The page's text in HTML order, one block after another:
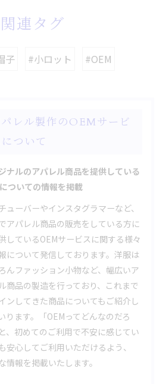
関連タグ
子 #小ロット #OEM
パレル製作のOEMサービ
ついて
ナルのアパレル商品を提供している
ついての情報を掲載
ューバーやインスタグラマーなど、
アパレル商品の販売をしている方に
しているOEMサービスに関する様々
について発信しております。洋服は
んファッション小物など、幅広いア
商品の製造を行っており、これまで
ンしてきた商品についてもご紹介し
ります。「OEMってどんなのだろ
、初めてのご利用で不安に感じてい
安心してご利用いただけるよう、
情報を掲載いたします。